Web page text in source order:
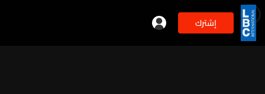
إشترك 11min